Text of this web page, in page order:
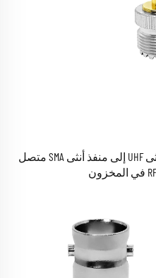
مصنع توريد مُحوِّل RF من منفذ أنثى UHF إلى منفذ أنثى SMA متصل